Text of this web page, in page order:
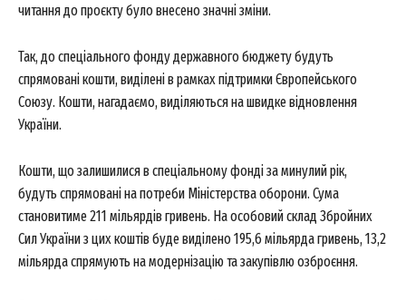
читання до проєкту було внесено значні зміни.
Так, до спеціального фонду державного бюджету будуть
спрямовані кошти, виділені в рамках підтримки Європейського
Союзу. Кошти, нагадаємо, виділяються на швидке відновлення
України.
Кошти, що залишилися в спеціальному фонді за минулий рік,
будуть спрямовані на потреби Міністерства оборони. Сума
становитиме 211 мільярдів гривень. На особовий склад Збройних
Сил України з цих коштів буде виділено 195,6 мільярда гривень, 13,2
мільярда спрямують на модернізацію та закупівлю озброєння.